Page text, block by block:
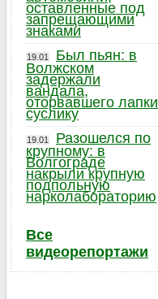
оставленные под
запрещающими
знаками
19.01
Был пьян: в
Волжском
задержали
вандала,
оторвавшего лапки
суслику
19.01
Разошелся по
крупному: в
Волгограде
накрыли крупную
подпольную
нарколабораторию
Все
видеорепортажи